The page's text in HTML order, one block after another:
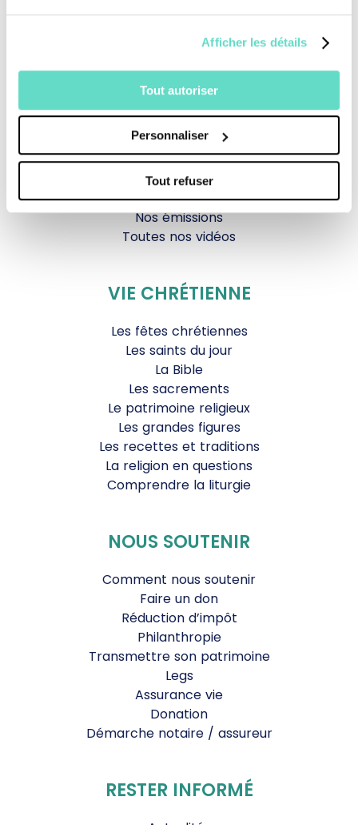
Afficher les détails
Tout autoriser
Personnaliser
Tout refuser
Magazine Le Jour du Seigneur
Parole Inattendue
Tous Frères
Générations Laudato Si’
Agenda Culturel
JDS.tv
Nos émissions
Toutes nos vidéos
VIE CHRÉTIENNE
Les fêtes chrétiennes
Les saints du jour
La Bible
Les sacrements
Le patrimoine religieux
Les grandes figures
Les recettes et traditions
La religion en questions
Comprendre la liturgie
NOUS SOUTENIR
Comment nous soutenir
Faire un don
Réduction d’impôt
Philanthropie
Transmettre son patrimoine
Legs
Assurance vie
Donation
Démarche notaire / assureur
RESTER INFORMÉ